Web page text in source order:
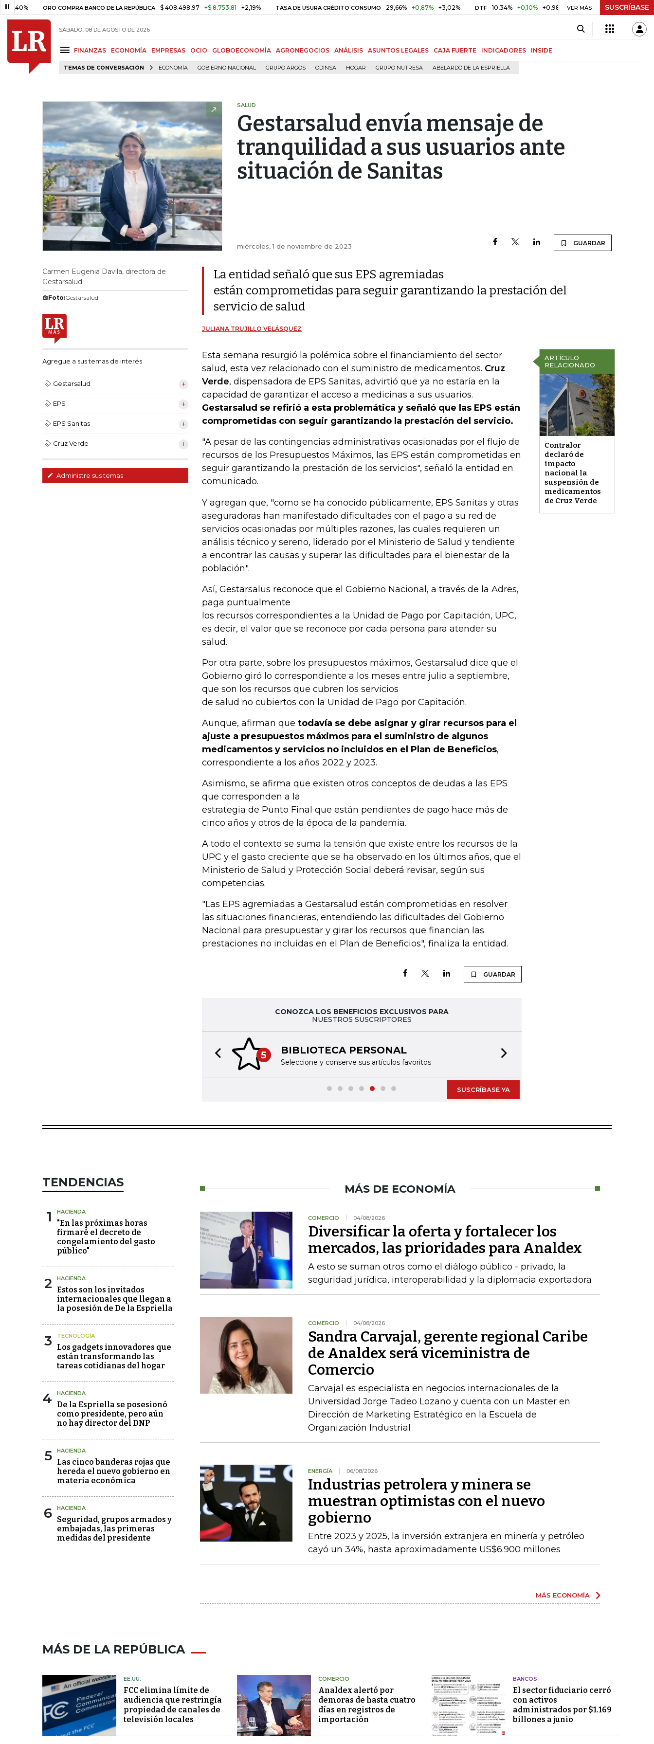
ORO COMPRA BANCO DE LA REPÚBLICA $ 408.498,97 +$ 8.753,81 +2,19% TASA DE USURA CRÉDITO CONSUMO 29,66% +0,87% +3,02% DTF 10,34% +0,10% +0,98% UVR $ 416,96 +$ 0,05 +0,01%
VER MÁS SUSCRÍBASE
SÁBADO, 08 DE AGOSTO DE 2026
FINANZAS ECONOMÍA EMPRESAS OCIO GLOBOECONOMÍA AGRONEGOCIOS ANÁLISIS ASUNTOS LEGALES CAJA FUERTE INDICADORES INSIDE
TEMAS DE CONVERSACIÓN ECONOMÍA GOBIERNO NACIONAL GRUPO ARGOS ODINSA HOGAR GRUPO NUTRESA ABELARDO DE LA ESPRIELLA
SALUD
Gestarsalud envía mensaje de
tranquilidad a sus usuarios ante
situación de Sanitas
miércoles, 1 de noviembre de 2023 GUARDAR
Carmen Eugenia Davila, directora de
Gestarsalud
Foto:Gestarsalud
Agregue a sus temas de interés
Gestarsalud
EPS
EPS Sanitas
Cruz Verde
Administre sus temas
La entidad señaló que sus EPS agremiadas
están comprometidas para seguir garantizando la prestación del
servicio de salud
JULIANA TRUJILLO VELÁSQUEZ
ARTÍCULO
RELACIONADO
Contralor
declaró de
impacto
nacional la
suspensión de
medicamentos
de Cruz Verde
Esta semana resurgió la polémica sobre el financiamiento del sector
salud, esta vez relacionado con el suministro de medicamentos. Cruz
Verde, dispensadora de EPS Sanitas, advirtió que ya no estaría en la
capacidad de garantizar el acceso a medicinas a sus usuarios.
Gestarsalud se refirió a esta problemática y señaló que las EPS están
comprometidas con seguir garantizando la prestación del servicio.
"A pesar de las contingencias administrativas ocasionadas por el flujo de
recursos de los Presupuestos Máximos, las EPS están comprometidas en
seguir garantizando la prestación de los servicios", señaló la entidad en
comunicado.
Y agregan que, "como se ha conocido públicamente, EPS Sanitas y otras
aseguradoras han manifestado dificultades con el pago a su red de
servicios ocasionadas por múltiples razones, las cuales requieren un
análisis técnico y sereno, liderado por el Ministerio de Salud y tendiente
a encontrar las causas y superar las dificultades para el bienestar de la
población".
Así, Gestarsalus reconoce que el Gobierno Nacional, a través de la Adres,
paga puntualmente
los recursos correspondientes a la Unidad de Pago por Capitación, UPC,
es decir, el valor que se reconoce por cada persona para atender su
salud.
Por otra parte, sobre los presupuestos máximos, Gestarsalud dice que el
Gobierno giró lo correspondiente a los meses entre julio a septiembre,
que son los recursos que cubren los servicios
de salud no cubiertos con la Unidad de Pago por Capitación.
Aunque, afirman que todavía se debe asignar y girar recursos para el
ajuste a presupuestos máximos para el suministro de algunos
medicamentos y servicios no incluidos en el Plan de Beneficios,
correspondiente a los años 2022 y 2023.
Asimismo, se afirma que existen otros conceptos de deudas a las EPS
que corresponden a la
estrategia de Punto Final que están pendientes de pago hace más de
cinco años y otros de la época de la pandemia.
A todo el contexto se suma la tensión que existe entre los recursos de la
UPC y el gasto creciente que se ha observado en los últimos años, que el
Ministerio de Salud y Protección Social deberá revisar, según sus
competencias.
"Las EPS agremiadas a Gestarsalud están comprometidas en resolver
las situaciones financieras, entendiendo las dificultades del Gobierno
Nacional para presupuestar y girar los recursos que financian las
prestaciones no incluidas en el Plan de Beneficios", finaliza la entidad.
GUARDAR
CONOZCA LOS BENEFICIOS EXCLUSIVOS PARA
NUESTROS SUSCRIPTORES
5 BIBLIOTECA PERSONAL
Seleccione y conserve sus artículos favoritos
Previous slide
SUSCRÍBASE YA
TENDENCIAS
1 HACIENDA
"En las próximas horas
firmaré el decreto de
congelamiento del gasto
público"
2 HACIENDA
Estos son los invitados
internacionales que llegan a
la posesión de De la Espriella
3 TECNOLOGÍA
Los gadgets innovadores que
están transformando las
tareas cotidianas del hogar
4 HACIENDA
De la Espriella se posesionó
como presidente, pero aún
no hay director del DNP
5 HACIENDA
Las cinco banderas rojas que
hereda el nuevo gobierno en
materia económica
6 HACIENDA
Seguridad, grupos armados y
embajadas, las primeras
medidas del presidente
MÁS DE ECONOMÍA
COMERCIO 04/08/2026
Diversificar la oferta y fortalecer los
mercados, las prioridades para Analdex
A esto se suman otros como el diálogo público - privado, la
seguridad jurídica, interoperabilidad y la diplomacia exportadora
COMERCIO 04/08/2026
Sandra Carvajal, gerente regional Caribe
de Analdex será viceministra de
Comercio
Carvajal es especialista en negocios internacionales de la
Universidad Jorge Tadeo Lozano y cuenta con un Master en
Dirección de Marketing Estratégico en la Escuela de
Organización Industrial
ENERGÍA 06/08/2026
Industrias petrolera y minera se
muestran optimistas con el nuevo
gobierno
Entre 2023 y 2025, la inversión extranjera en minería y petróleo
cayó un 34%, hasta aproximadamente US$6.900 millones
MÁS ECONOMÍA
MÁS DE LA REPÚBLICA
EE.UU.
FCC elimina límite de
audiencia que restringía
propiedad de canales de
televisión locales
COMERCIO
Analdex alertó por
demoras de hasta cuatro
días en registros de
importación
BANCOS
El sector fiduciario cerró
con activos
administrados por $1.169
billones a junio